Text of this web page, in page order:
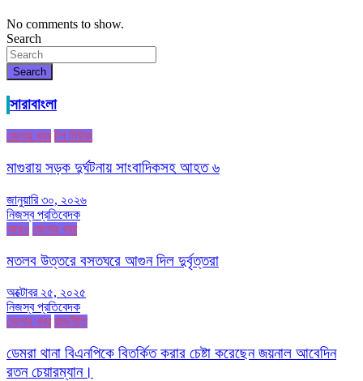
No comments to show.
Search
Search
সারাবাংলা
জেলার খবর টপ নিউজ
মাগুরায় সড়ক দুর্ঘটনায় সাংবাদিকসহ আহত ৬
জানুয়ারি ৩০, ২০২৬
নিজস্ব প্রতিবেদক
আরও জেলার খবর
মতলব উত্তরে বসতঘরে আগুন দিল দুর্বৃত্তরা
অক্টোবর ২৫, ২০২৫
নিজস্ব প্রতিবেদক
জেলার খবর রাজনীতি
ডেমরা থানা বিএনপিকে বিতর্কিত করার চেষ্টা করেছেন জয়নাল আবেদিন
রতন চেয়ারম্যান।